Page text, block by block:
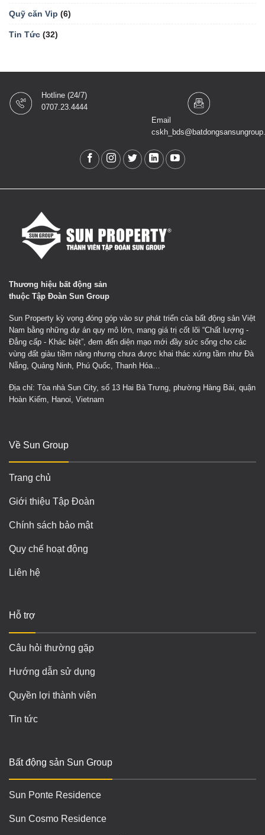
Quỹ căn Vip (6)
Tin Tức (32)
Hotline (24/7)
0707.23.4444
Email
Thương hiệu bất động sản
thuộc Tập Đoàn Sun Group
Sun Property kỳ vọng đóng góp vào sự phát triển của bất động sản Việt
Nam bằng những dự án quy mô lớn, mang giá trị cốt lõi “Chất lượng -
Đẳng cấp - Khác biệt”, đem đến diện mạo mới đầy sức sống cho các
vùng đất giàu tiềm năng nhưng chưa được khai thác xứng tầm như Đà
Nẵng, Quảng Ninh, Phú Quốc, Thanh Hóa…
Địa chỉ: Tòa nhà Sun City, số 13 Hai Bà Trưng, phường Hàng Bài, quận
Hoàn Kiếm, Hanoi, Vietnam
Về Sun Group
Trang chủ
Giới thiệu Tập Đoàn
Chính sách bảo mật
Quy chế hoạt động
Liên hệ
Hỗ trợ
Câu hỏi thường gặp
Hướng dẫn sử dụng
Quyền lợi thành viên
Tin tức
Bất động sản Sun Group
Sun Ponte Residence
Sun Cosmo Residence